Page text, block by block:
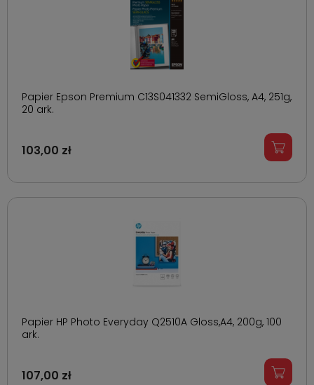
Papier Epson Premium C13S041332 SemiGloss, A4, 251g,
20 ark.
103,00 zł
Papier HP Photo Everyday Q2510A Gloss,A4, 200g, 100
ark.
107,00 zł